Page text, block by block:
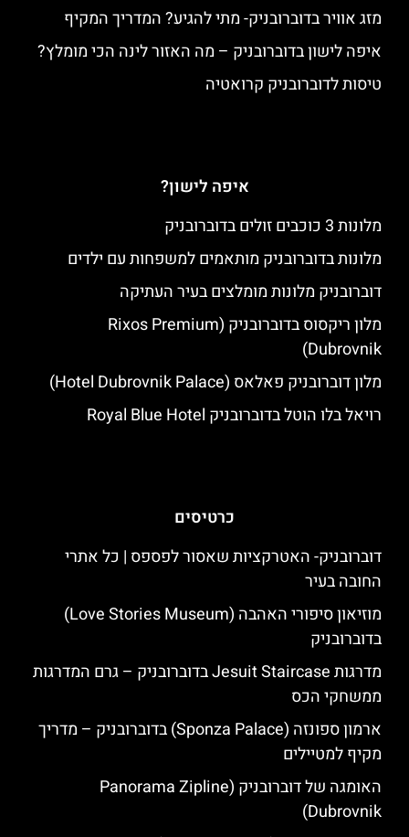
מזג אוויר בדוברובניק- מתי להגיע? המדריך המקיף
איפה לישון בדוברובניק – מה האזור לינה הכי מומלץ?
טיסות לדוברובניק קרואטיה
איפה לישון?
מלונות 3 כוכבים זולים בדוברובניק
מלונות בדוברובניק מותאמים למשפחות עם ילדים
דוברובניק מלונות מומלצים בעיר העתיקה
מלון ריקסוס בדוברובניק (Rixos Premium
Dubrovnik)
מלון דוברובניק פאלאס (Hotel Dubrovnik Palace)
רויאל בלו הוטל בדוברובניק Royal Blue Hotel
כרטיסים
דוברובניק- האטרקציות שאסור לפספס | כל אתרי
החובה בעיר
מוזיאון סיפורי האהבה (Love Stories Museum)
בדוברובניק
מדרגות Jesuit Staircase בדוברובניק – גרם המדרגות
ממשחקי הכס
ארמון ספונזה (Sponza Palace) בדוברובניק – מדריך
מקיף למטיילים
האומגה של דוברובניק (Panorama Zipline
Dubrovnik)